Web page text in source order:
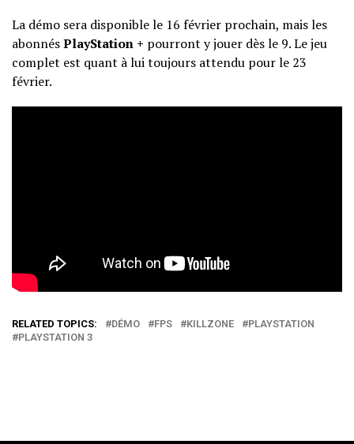
La démo sera disponible le 16 février prochain, mais les
abonnésPlayStation + pourront y jouer dès le 9. Le jeu
complet est quant à lui toujours attendu pour le 23
février.
RELATED TOPICS: DÉMO FPS KILLZONE
PLAYSTATION
PLAYSTATION 3